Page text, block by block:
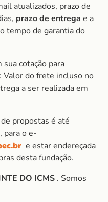
atualizados, prazo de
prazo de entrega e a
tempo de garantia do
cotação para
Valor do frete incluso no
a ser realizada em
propostas é até
, para o e-
e estar endereçada
desta fundação.
DO ICMS . Somos